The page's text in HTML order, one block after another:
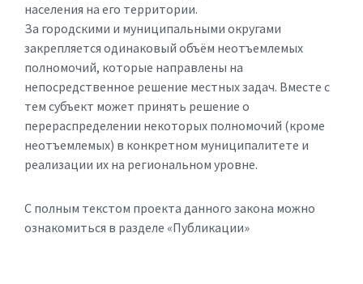
населения на его территории.
За городскими и муниципальными округами
закрепляется одинаковый объём неотъемлемых
полномочий, которые направлены на
непосредственное решение местных задач. Вместе с
тем субъект может принять решение о
перераспределении некоторых полномочий (кроме
неотъемлемых) в конкретном муниципалитете и
реализации их на региональном уровне.
С полным текстом проекта данного закона можно
ознакомиться в разделе «Публикации»